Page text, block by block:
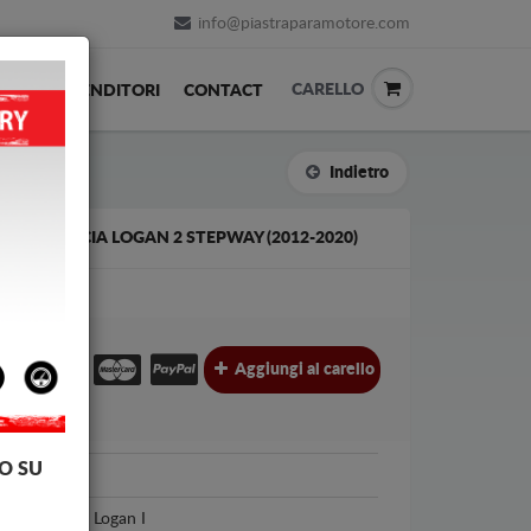
info@piastraparamotore.com
RIVENDITORI CONTACT CARELLO
Indietro
DACIA LOGAN 2 STEPWAY (2012-2020)
Aggiungi al carello
Dacia Logan I
SU